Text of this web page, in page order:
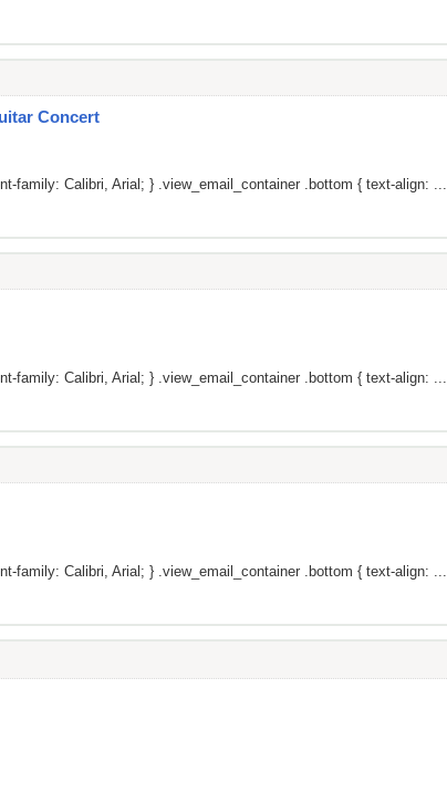
Concert
family: Calibri, Arial; } .view_email_container .bottom { text-align: ...
family: Calibri, Arial; } .view_email_container .bottom { text-align: ...
family: Calibri, Arial; } .view_email_container .bottom { text-align: ...